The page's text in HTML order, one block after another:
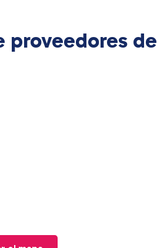
proveedores de